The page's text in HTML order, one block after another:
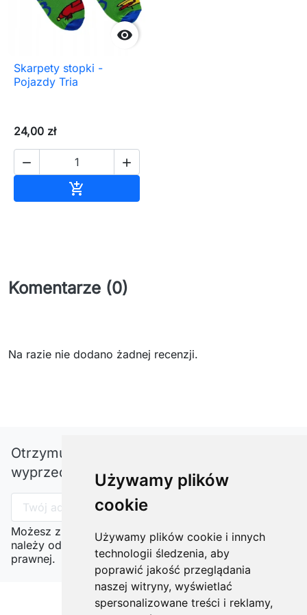
Używamy plików
cookie
Używamy plików cookie i innych
technologii śledzenia, aby
poprawić jakość przeglądania
naszej witryny, wyświetlać
spersonalizowane treści i reklamy,

Skarpety stopki -
Pojazdy Tria
24,00 zł
 

Komentarze (0)
Na razie nie dodano żadnej recenzji.
Otrzymuj informację o nowościach i
wyprzedażach
Możesz zrezygnować w każdej chwili. W tym celu
należy odnaleźć szczegóły w naszej informacji
prawnej.